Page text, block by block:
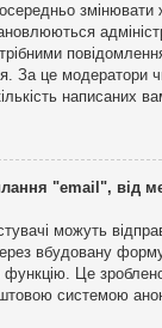
За це модератори
написаних
"email", від
можуть
вбудовану
функцію. Це
системою